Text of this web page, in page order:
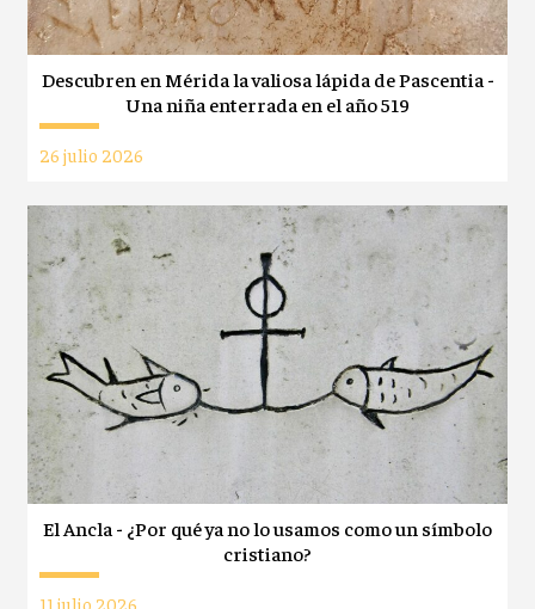
Descubren en Mérida la valiosa lápida de Pascentia -
Una niña enterrada en el año 519
26 julio 2026
El Ancla - ¿Por qué ya no lo usamos como un símbolo
cristiano?
11 julio 2026